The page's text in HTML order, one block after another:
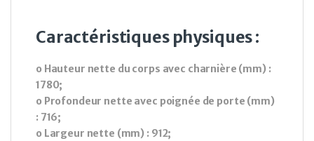
Caractéristiques physiques :
o Hauteur nette du corps avec charnière (mm) :
1780;
o Profondeur nette avec poignée de porte (mm)
: 716;
o Largeur nette (mm) : 912;